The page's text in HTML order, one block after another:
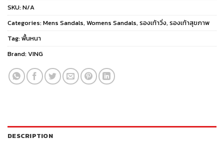
SKU:N/A
Categories:Mens Sandals, Womens Sandals, รองเท้าวิ่ง, รองเท้าสุขภาพ
Tag:พื้นหนา
Brand:VING
DESCRIPTION